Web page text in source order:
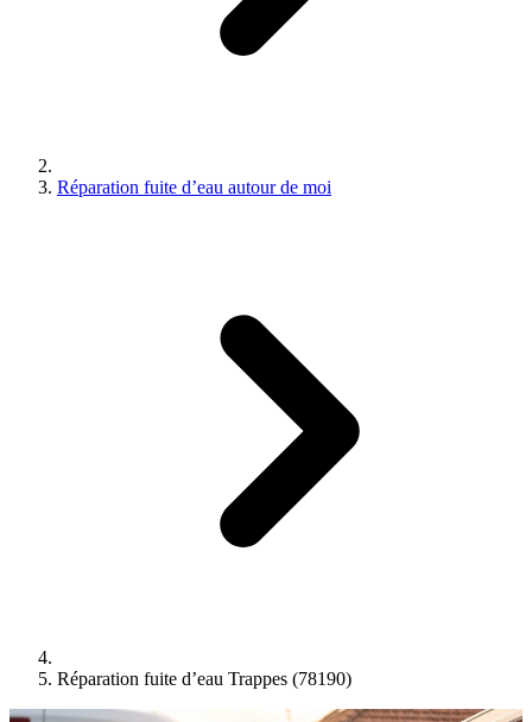
Réparation fuite d’eau autour de moi
Réparation fuite d’eau Trappes (78190)